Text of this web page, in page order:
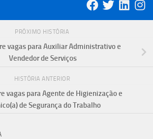
PRÓXIMO HISTÓRIA
vagas para Auxiliar Administrativo e
Vendedor de Serviços
HISTÓRIA ANTERIOR
vagas para Agente de Higienização e
de Segurança do Trabalho